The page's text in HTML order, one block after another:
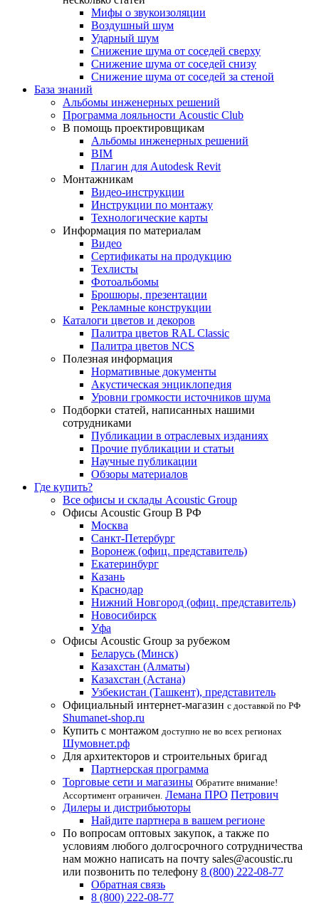
Мифы о звукоизоляции
Воздушный шум
Ударный шум
Снижение шума от соседей сверху
Снижение шума от соседей снизу
Снижение шума от соседей за стеной
База знаний
Альбомы инженерных решений
Программа лояльности Acoustic Club
В помощь проектировщикам
Альбомы инженерных решений
BIM
Плагин для Autodesk Revit
Монтажникам
Видео-инструкции
Инструкции по монтажу
Технологические карты
Информация по материалам
Видео
Сертификаты на продукцию
Техлисты
Фотоальбомы
Брошюры, презентации
Рекламные конструкции
Каталоги цветов и декоров
Палитра цветов RAL Сlassic
Палитра цветов NCS
Полезная информация
Нормативные документы
Акустическая энциклопедия
Уровни громкости источников шума
Подборки статей, написанных нашими
сотрудниками
Публикации в отраслевых изданиях
Прочие публикации и статьи
Научные публикации
Обзоры материалов
Где купить?
Все офисы и склады Acoustic Group
Офисы Acoustic Group В РФ
Москва
Санкт-Петербург
Воронеж (офиц. представитель)
Екатеринбург
Казань
Краснодар
Нижний Новгород (офиц. представитель)
Новосибирск
Уфа
Офисы Acoustic Group за рубежом
Беларусь (Минск)
Казахстан (Алматы)
Казахстан (Астана)
Узбекистан (Ташкент), представитель
Официальный интернет-магазин с доставкой по РФ
Shumanet-shop.ru
Купить с монтажом доступно не во всех регионах
Шумовнет.рф
Для архитекторов и строительных бригад
Партнерская программа
Торговые сети и магазины Обратите внимание!
Ассортимент ограничен. Лемана ПРО Петрович
Дилеры и дистрибьюторы
Найдите партнера в вашем регионе
По вопросам оптовых закупок, а также по
условиям любого долгосрочного сотрудничества
нам можно написать на почту sales@acoustic.ru
или позвонить по телефону 8 (800) 222-08-77
Обратная связь
8 (800) 222-08-77